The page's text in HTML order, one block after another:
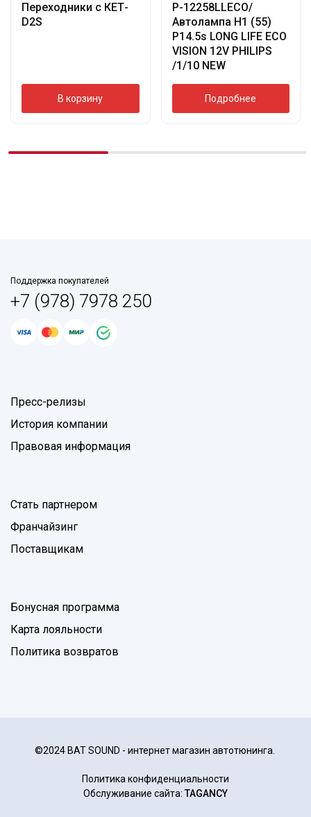
Переходники с КЕТ-
D2S
В корзину
P-12258LLECO/
Автолампа H1 (55)
P14.5s LONG LIFE ECO
VISION 12V PHILIPS
/1/10 NEW
Подробнее
Поддержка покупателей
+7 (978) 7978 250
Пресс-релизы
История компании
Правовая информация
Стать партнером
Франчайзинг
Поставщикам
Бонусная программа
Карта лояльности
Политика возвратов
©2024 BAT SOUND - интернет магазин автотюнинга.
Политика конфиденциальности
Обслуживание сайта: TAGANCY